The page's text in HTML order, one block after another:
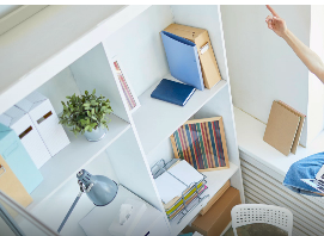
o
t
i
z
a